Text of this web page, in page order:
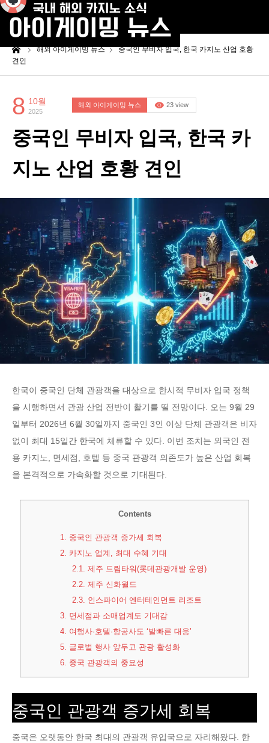
해외 아이게이밍 뉴스
중국인 무비자 입국, 한국 카지노 산업 호황
견인
8 10월
2025
해외 아이게이밍 뉴스 23 view
중국인 무비자 입국, 한국 카
지노 산업 호황 견인
한국이 중국인 단체 관광객을 대상으로 한시적 무비자 입국 정책
을 시행하면서 관광 산업 전반이 활기를 띨 전망이다. 오는 9월 29
일부터 2026년 6월 30일까지 중국인 3인 이상 단체 관광객은 비자
없이 최대 15일간 한국에 체류할 수 있다. 이번 조치는 외국인 전
용 카지노, 면세점, 호텔 등 중국 관광객 의존도가 높은 산업 회복
을 본격적으로 가속화할 것으로 기대된다.
Contents
1. 중국인 관광객 증가세 회복
2. 카지노 업계, 최대 수혜 기대
2.1. 제주 드림타워(롯데관광개발 운영)
2.2. 제주 신화월드
2.3. 인스파이어 엔터테인먼트 리조트
3. 면세점과 소매업계도 기대감
4. 여행사·호텔·항공사도 ‘발빠른 대응’
5. 글로벌 행사 앞두고 관광 활성화
6. 중국 관광객의 중요성
중국인 관광객 증가세 회복
중국은 오랫동안 한국 최대의 관광객 유입국으로 자리해왔다. 한